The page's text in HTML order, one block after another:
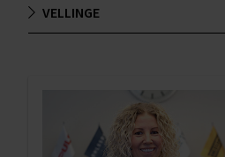
VELLINGE